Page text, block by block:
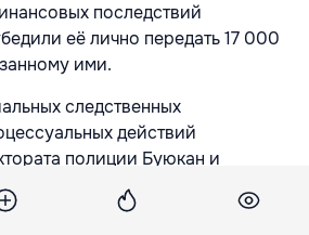
последствий
её лично передать 17 000
ими.
следственных
действий
полиции Буюкан и
Кишинёва совместно с
сектора Буюкан